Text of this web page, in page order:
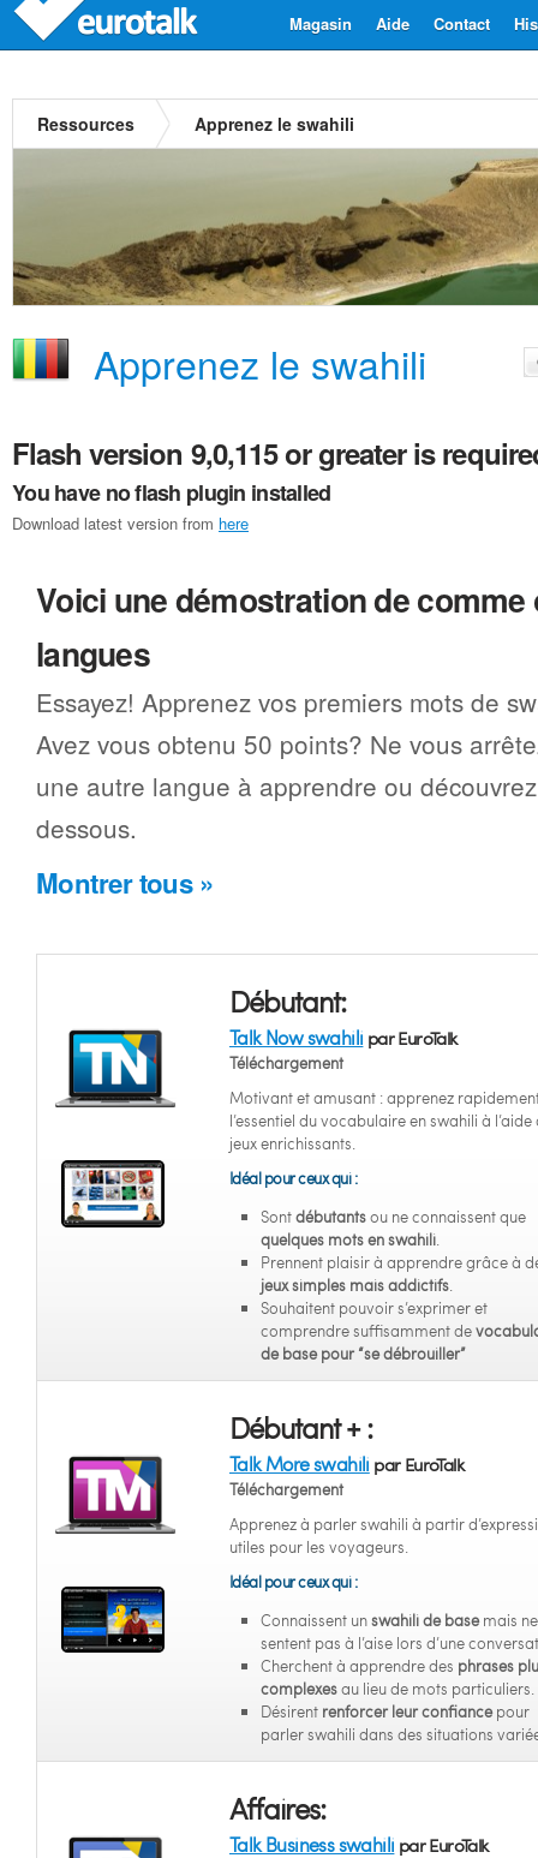
Contact
Aide
Magasin
Ressources Apprenez le swahili
Apprenez le swahili
Flash version 9,0,115 or greater is
You have no flash plugin installed
Download latest version from here
Voici une démostration de comme
langues
Essayez! Apprenez vos premiers mots de
Avez vous obtenu 50 points? Ne vous
une autre langue à apprendre ou
dessous.
Montrer tous »
Débutant:
Talk Now swahili par EuroTalk
Téléchargement
Motivant et amusant : apprenez
l’essentiel du vocabulaire en swahili à l’aide
jeux enrichissants.
Idéal pour ceux qui :
Sontdébutantsou ne connaissent que
quelques mots en swahili.
Prennent plaisir à apprendre grâce à
jeux simples mais addictifs.
Souhaitent pouvoir s’exprimer et
comprendre suffisamment de
de base pour “se débrouiller”
Débutant + :
Talk More swahili par EuroTalk
Téléchargement
Apprenez à parler swahili à partir
utiles pour les voyageurs.
Idéal pour ceux qui :
Connaissent unswahili de basemais
sentent pas à l’aise lors d’une
Cherchent à apprendre des phrases
complexesau lieu de mots particuliers.
Désirent renforcer leur confiancepour
parler swahili dans des situations
Affaires:
Talk Business swahili par EuroTalk